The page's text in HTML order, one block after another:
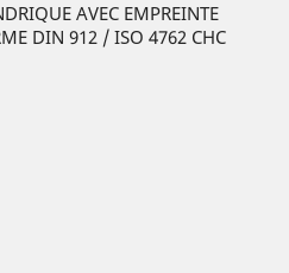
AVEC EMPREINTE
DIN 912 / ISO 4762 CHC